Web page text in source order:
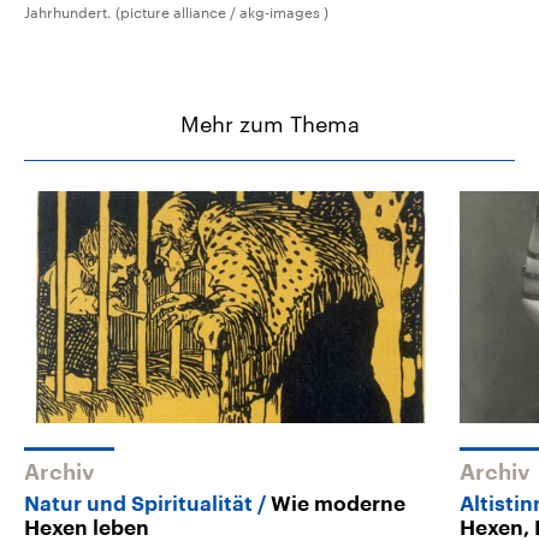
Jahrhundert. (picture alliance / akg-images )
Mehr zum Thema
Archiv
Natur und Spiritualität
Wie moderne
Hexen leben
Archiv
Hexen,